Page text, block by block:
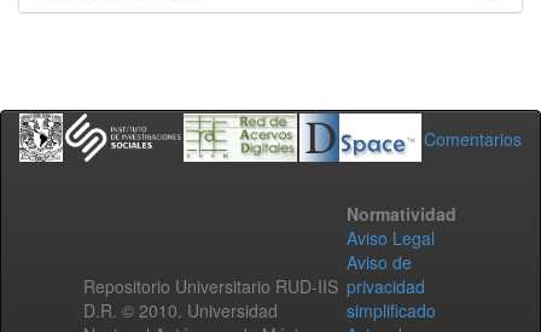
Comentarios
Repositorio Universitario RUD-IIS
D.R. © 2010. Universidad
Normatividad
Aviso Legal
Aviso de
privacidad
simplificado